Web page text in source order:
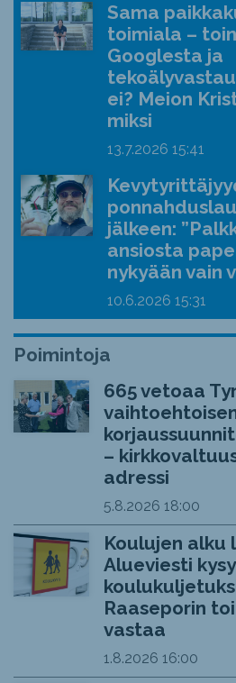
Sama
toimiala –
Googlesta ja
ei? Meion
miksi
13.7.2026 15:41
jälkeen:
ansiosta
nykyään vain
10.6.2026 15:31
Poimintoja
665 vetoaa
–
adressi
5.8.2026 18:00
Koulujen alku
Alueviesti
Raaseporin
vastaa
1.8.2026 16:00